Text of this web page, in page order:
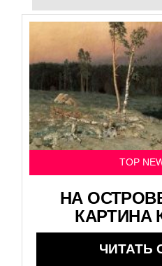
TOP
НА
КАРТИНА
ЧИТАТЬ